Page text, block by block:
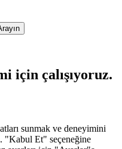
için çalışıyoruz.
sunmak ve deneyimini
"Kabul Et" seçeneğine